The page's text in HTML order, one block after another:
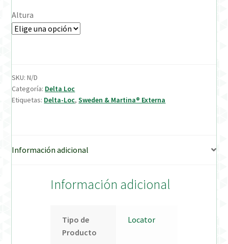
Verification Required
Altura
SKU:N/D
Categoría: Delta Loc
Etiquetas: Delta-Loc,Sweden & Martina® Externa
Información adicional
Información adicional
Tipo de
Producto
Locator